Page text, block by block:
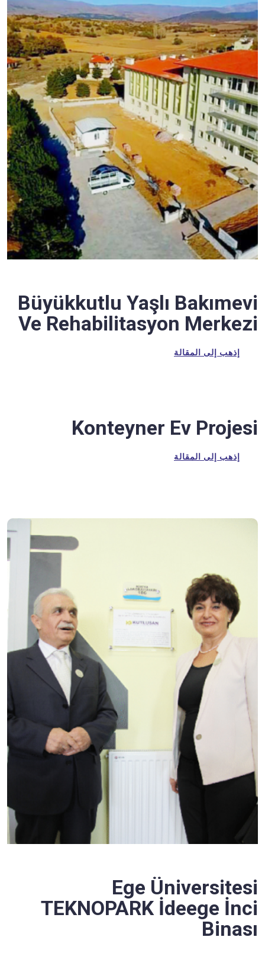
Büyükkutlu Yaşlı Bakımevi
Ve Rehabilitasyon Merkezi
إذهب إلى المقالة
Konteyner Ev Projesi
إذهب إلى المقالة
Ege Üniversitesi
TEKNOPARK İdeege İnci
Binası